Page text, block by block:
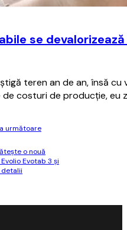
se
teren an de an, însă
costuri de producţie,
următoare
o nouă
Evotab 3 și